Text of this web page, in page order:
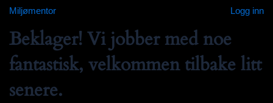
Miljømentor Logg inn
Beklager! Vi jobber med noe
fantastisk, velkommen tilbake litt
senere.